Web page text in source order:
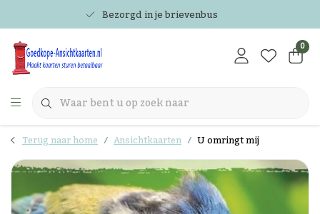
Bezorgd in je brievenbus
0
Terug naar home Ansichtkaarten U omringt mij